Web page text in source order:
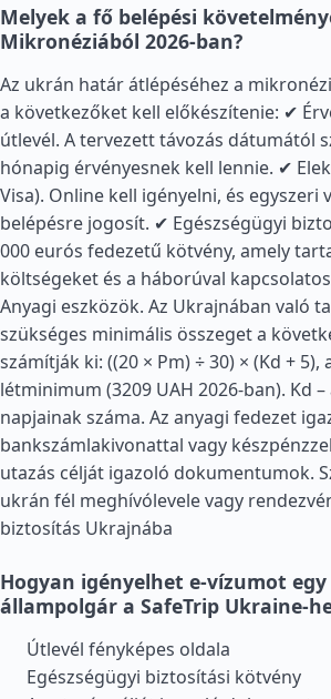
Melyek a fő belépési
Mikronéziából 2026-ban?
Az ukrán határ átlépéséhez a
a következőket kell előkészítenie: ✔
útlevél. A tervezett távozás dátumától
hónapig érvényesnek kell lennie. ✔
Visa). Online kell igényelni, és egyszeri
belépésre jogosít. ✔ Egészségügyi
000 eurós fedezetű kötvény, amely
költségeket és a háborúval
Anyagi eszközök. Az Ukrajnában való
szükséges minimális összeget a
számítják ki: ((20 × Pm) ÷ 30) × (Kd + 5),
létminimum (3209 UAH 2026-ban). Kd
napjainak száma. Az anyagi fedezet
bankszámlakivonattal vagy
utazás célját igazoló dokumentumok.
ukrán fél meghívólevele vagy
biztosítás Ukrajnába
Hogyan igényelhet e-vízumot
állampolgár a SafeTrip Ukraine-
Útlevél fényképes oldala
Egészségügyi biztosítási kötvény